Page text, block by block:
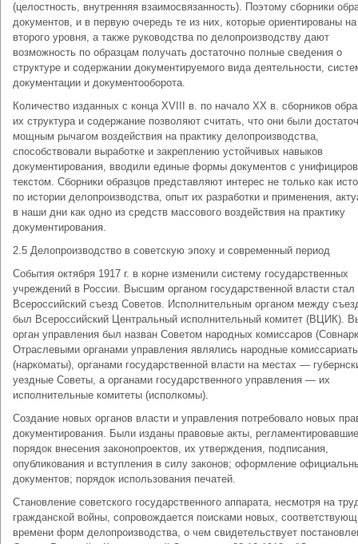
(целостность, внутренняя взаимосвязанность). Поэтому сборники
документов, и в первую очередь те из них, которые ориентированы
второго уровня, а также руководства по делопроизводству дают
возможность по образцам получать достаточно полные сведения о
структуре и содержании документируемого вида деятельности,
документации и документооборота.
Количество изданных с конца ХVIII в. по начало XX в. сборников
их структура и содержание позволяют считать, что они были
мощным рычагом воздействия на практику делопроизводства,
способствовали выработке и закреплению устойчивых навыков
документирования, вводили единые формы документов с
текстом. Сборники образцов представляют интерес не только как
по истории делопроизводства, опыт их разработки и применения,
в наши дни как одно из средств массового воздействия на практику
документирования.
2.5 Делопроизводство в советскую эпоху и современный период
События октября 1917 г. в корне изменили систему государственных
учреждений в России. Высшим органом государственной власти стал
Всероссийский съезд Советов. Исполнительным органом между
был Всероссийский Центральный исполнительный комитет (ВЦИК).
орган управления был назван Советом народных комиссаров
Отраслевыми органами управления являлись народные
(наркоматы), органами государственной власти на местах —
уездные Советы, а органами государственного управления — их
исполнительные комитеты (исполкомы).
Создание новых органов власти и управления потребовало новых
документирования. Были изданы правовые акты, регламентировавшие
порядок внесения законопроектов, их утверждения, подписания,
опубликования и вступления в силу законов; оформление
документов; порядок использования печатей.
Становление советского государственного аппарата, несмотря на
гражданской войны, сопровождается поисками новых,
времени форм делопроизводства, о чем свидетельствует